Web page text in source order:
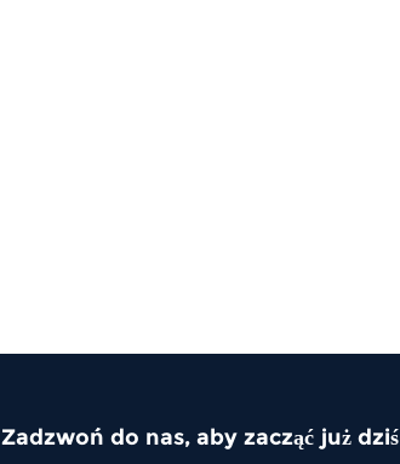
Zadzwoń do nas, aby zacząć już dziś